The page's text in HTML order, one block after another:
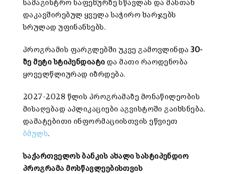
სამაგისტრო საფეხურზე სწავლას და მასთან
დაკავშირებულ ყველა საჭირო ხარჯებს
სრულად უფინანსებს.
პროგრამის ფარგლებში უკვე გამოვლინდა30-
ზე მეტი სტიპენდიატი და მათი რაოდენობა
ყოველწლიურად იზრდება.
2027-2028 წლის პროგრამაზე მონაწილეობის
მისაღებად აპლიკაციები აგვისტოში გაიხსნება.
დამატებითი ინფორმაციისთვის ეწვიეთ
ბმულს.
საქართველოს ბანკის ახალი სასტიპენდიო
პროგრამა მოსწავლეებისთვის